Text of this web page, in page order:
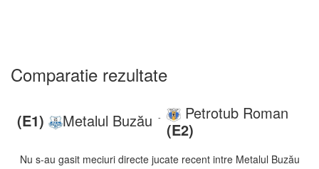
Comparatie rezultate
(E1) Metalul Buzău -
Petrotub Roman
(E2)
Nu s-au gasit meciuri directe jucate recent intre Metalul Buzău